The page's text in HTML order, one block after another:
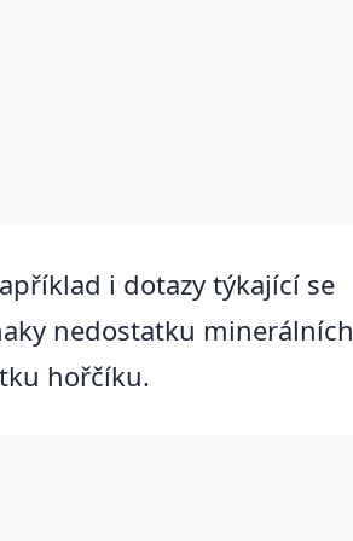
i dotazy týkající se
nedostatku minerálních
hořčíku.